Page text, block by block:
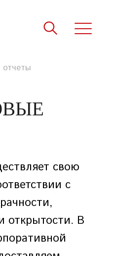
свою
с
открытости. В
на сайте